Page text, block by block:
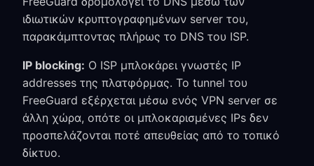
ιδιωτικών κρυπτογραφημένων server του,
παρακάμπτοντας πλήρως το DNS του ISP.
IP blocking: Ο ISP μπλοκάρει γνωστές IP
addresses της πλατφόρμας. Το tunnel του
FreeGuard εξέρχεται μέσω ενός VPN server σε
άλλη χώρα, οπότε οι μπλοκαρισμένες IPs δεν
προσπελάζονται ποτέ απευθείας από το τοπικό
δίκτυο.